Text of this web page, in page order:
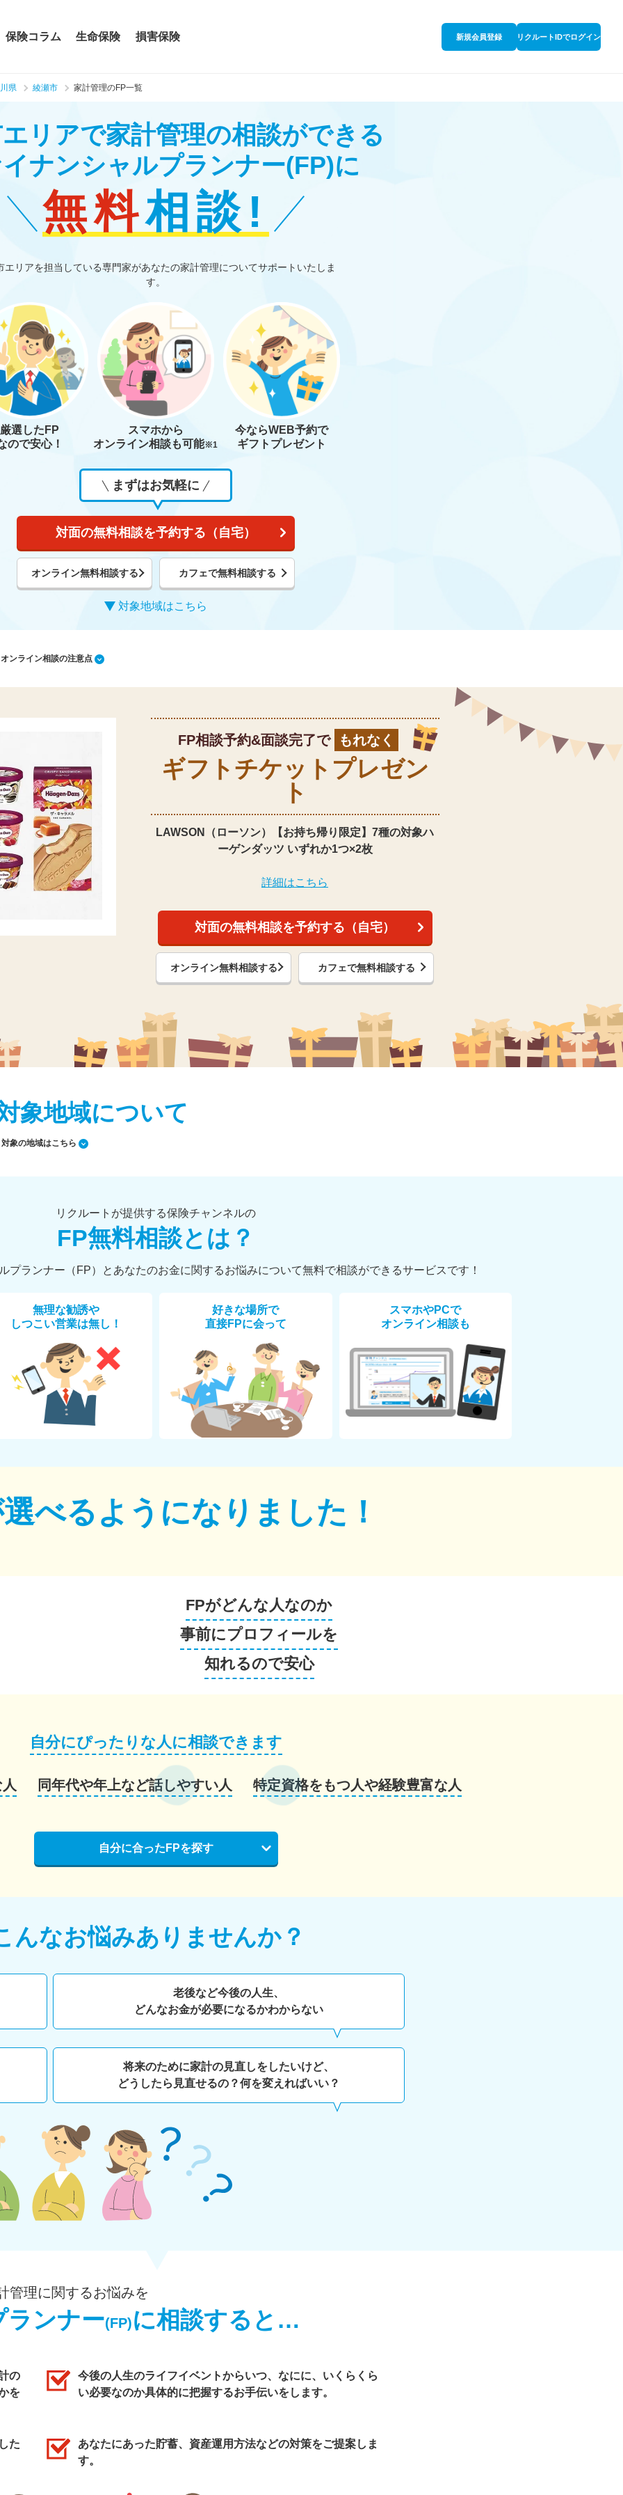
保険コラム 生命保険 損害保険 新規会員登録 リクルートIDでログイン
県 綾瀬市 家計管理のFP一覧
リアで家計管理の相談ができる
ナンシャルプランナー(FP)に
無料相談!
エリアを担当している専門家があなたの家計管理についてサポートいたしま
す。
厳選したFP
ので安心！
スマホから
オンライン相談も可能※1
今ならWEB予約で
ギフトプレゼント
まずはお気軽に
対面の無料相談を予約する（自宅）
オンライン無料相談する カフェで無料相談する
対象地域はこちら
ンライン相談の注意点
FP相談予約&面談完了で もれなく
ギフトチケット プレゼン
ト
LAWSON（ローソン）【お持ち帰り限定】 7種の対象ハ
ーゲンダッツ いずれか1つ×2枚
詳細はこちら
対面の無料相談を予約する（自宅）
オンライン無料相談する カフェで無料相談する
象地域について
対象の地域はこちら
リクルートが提供する保険チャンネルの
FP無料相談とは？
プランナー（FP）とあなたのお金に関するお悩みについて無料で相談ができるサービスです！
無理な勧誘や
しつこい営業は無し！
好きな場所で
直接FPに会って
スマホやPCで
オンライン相談も
べるようになりました！
FPがどんな人なのか
事前にプロフィールを
知れるので安心
自分にぴったりな人に相談できます
同年代や年上など話しやすい人 特定資格をもつ人や経験豊富な人
自分に合ったFPを探す
んなお悩みありませんか？
老後など今後の人生、
どんなお金が必要になるかわからない
将来のために家計の見直しをしたいけど、
どうしたら見直せるの？何を変えればいい？
管理に関するお悩みを
ランナー(FP)に相談すると…
の
を
今後の人生のライフイベントからいつ、なにに、いくらくら
い必要なのか具体的に把握するお手伝いをします。
た
あなたにあった貯蓄、資産運用方法などの対策をご提案しま
す。